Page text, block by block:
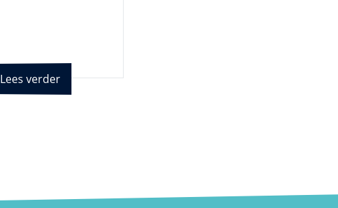
Lees verder